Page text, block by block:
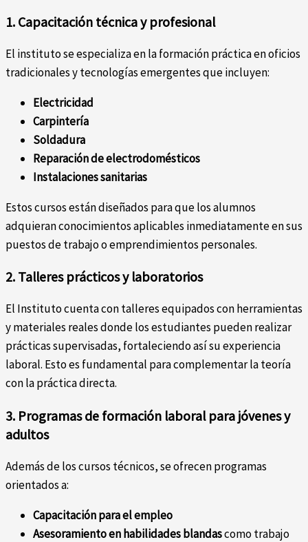
1. Capacitación técnica y profesional
El instituto se especializa en la formación práctica en oficios
tradicionales y tecnologías emergentes que incluyen:
Electricidad
Carpintería
Soldadura
Reparación de electrodomésticos
Instalaciones sanitarias
Estos cursos están diseñados para que los alumnos
adquieran conocimientos aplicables inmediatamente en sus
puestos de trabajo o emprendimientos personales.
2. Talleres prácticos y laboratorios
El Instituto cuenta con talleres equipados con herramientas
y materiales reales donde los estudiantes pueden realizar
prácticas supervisadas, fortaleciendo así su experiencia
laboral. Esto es fundamental para complementar la teoría
con la práctica directa.
3. Programas de formación laboral para jóvenes y
adultos
Además de los cursos técnicos, se ofrecen programas
orientados a:
Capacitación para el empleo
Asesoramiento en habilidades blandascomo trabajo